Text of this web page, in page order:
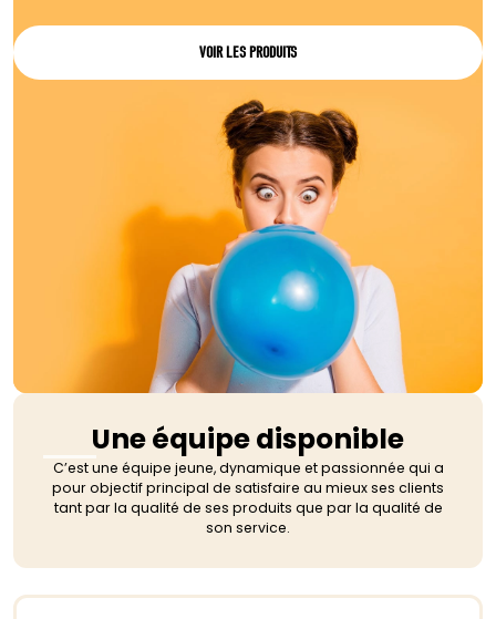
VOIR LES PRODUITS
Une équipe disponible
C’est une équipe jeune, dynamique et passionnée qui a
pour objectif principal de satisfaire au mieux ses clients
tant par la qualité de ses produits que par la qualité de
son service.